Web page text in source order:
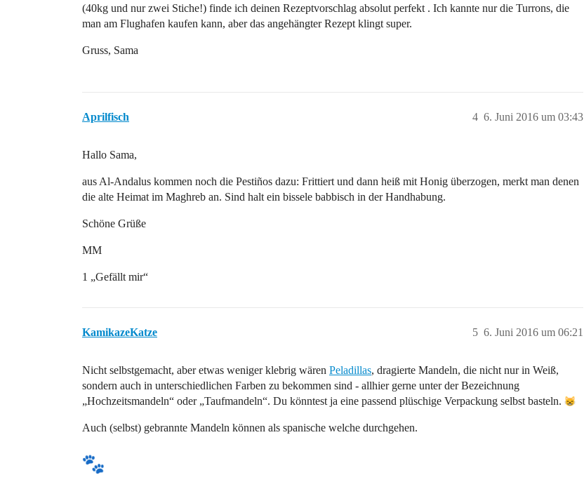
(40kg und nur zwei Stiche!) finde ich deinen Rezeptvorschlag absolut perfekt . Ich kannte nur die Turrons, die
man am Flughafen kaufen kann, aber das angehängter Rezept klingt super.
Gruss, Sama
Aprilfisch 6. Juni 2016 um 03:43
4
Hallo Sama,
aus Al-Andalus kommen noch die Pestiños dazu: Frittiert und dann heiß mit Honig überzogen, merkt man denen
die alte Heimat im Maghreb an. Sind halt ein bissele babbisch in der Handhabung.
Schöne Grüße
MM
1 „Gefällt mir“
KamikazeKatze 6. Juni 2016 um 06:21
5
Nicht selbstgemacht, aber etwas weniger klebrig wären Peladillas, dragierte Mandeln, die nicht nur in Weiß,
sondern auch in unterschiedlichen Farben zu bekommen sind - allhier gerne unter der Bezeichnung
„Hochzeitsmandeln“ oder „Taufmandeln“. Du könntest ja eine passend plüschige Verpackung selbst basteln.
Auch (selbst) gebrannte Mandeln können als spanische welche durchgehen.